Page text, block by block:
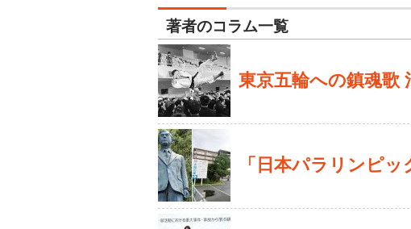
著者のコラム一覧
東京五輪への鎮魂歌
「日本パラリンピ